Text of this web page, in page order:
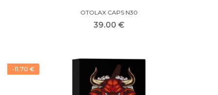
OTOLAX CAPS N30
39.00 €
-11.70 €